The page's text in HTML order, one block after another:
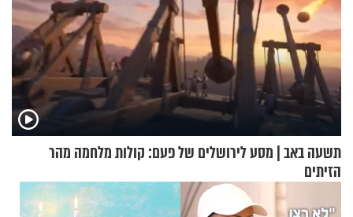
תשעה באב | מסע לירושלים של פעם: קולות מלחמה מהר
הזיתים